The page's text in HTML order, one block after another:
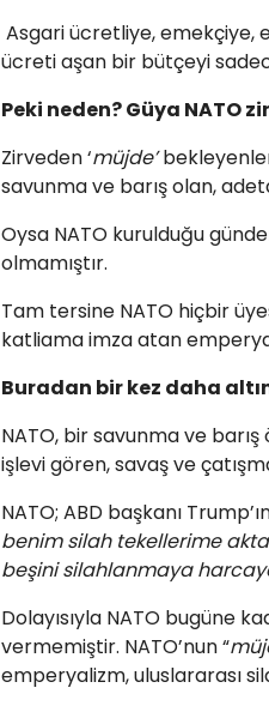
Asgari ücretliye, emekçiye,
ücreti aşan bir bütçeyi
Peki neden? Güya NATO
Zirveden ‘müjde’
savunma ve barış olan,
Oysa NATO kurulduğu
olmamıştır.
Tam tersine NATO hiçbir
katliama imza atan
Buradan bir kez daha
NATO, bir savunma ve
işlevi gören, savaş ve
NATO; ABD başkanı
benim silah tekellerime
beşini silahlanmaya
Dolayısıyla NATO bugüne
vermemiştir. NATO’nun “
emperyalizm, uluslararası